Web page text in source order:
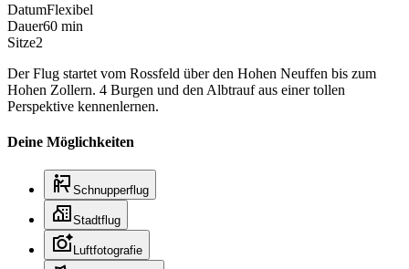
DatumFlexibel
Dauer60 min
Sitze2
Der Flug startet vom Rossfeld über den Hohen Neuffen bis zum
Hohen Zollern. 4 Burgen und den Albtrauf aus einer tollen
Perspektive kennenlernen.
Deine Möglichkeiten
Schnupperflug
Stadtflug
Luftfotografie